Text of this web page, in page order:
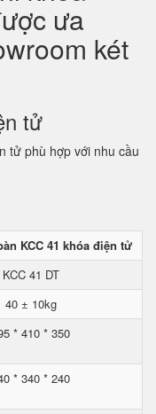
ưa
két
tử
tử phù hợp với nhu cầu
KCC 41 khóa điện tử
KCC 41 DT
40 ± 10kg
* 410 * 350
* 340 * 240